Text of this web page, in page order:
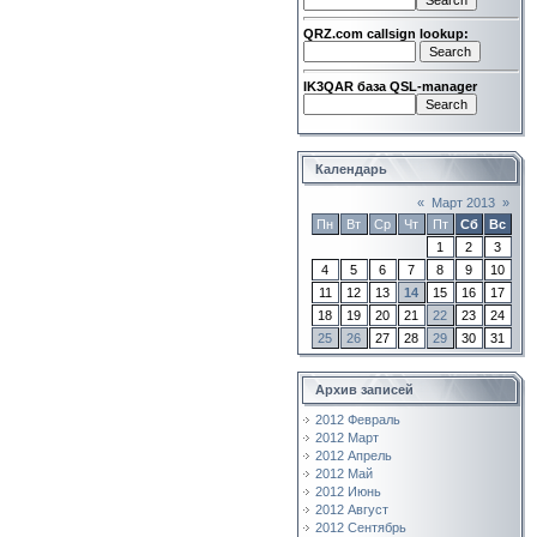
QRZ.com callsign lookup:
IK3QAR база QSL-manager
Календарь
« Март 2013 »
Пн
Вт Ср Чт Пт Сб
Вс
1
2
3
4
5 6 7 8 9
10
11
12 13 14 15 16
17
18
19 20 21 22 23
24
25
26 27 28 29 30 31
Архив записей
2012 Февраль
2012 Март
2012 Апрель
2012 Май
2012 Июнь
2012 Август
2012 Сентябрь